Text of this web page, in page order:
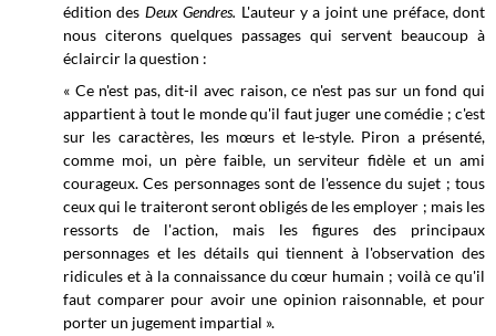
édition des Deux Gendres. L'auteur y a joint une préface, dont
nous citerons quelques passages qui servent beaucoup à
éclaircir la question :
« Ce n'est pas, dit-il avec raison, ce n'est pas sur un fond qui
appartient à tout le monde qu'il faut juger une comédie ; c'est
sur les caractères, les mœurs et le-style. Piron a présenté,
comme moi, un père faible, un serviteur fidèle et un ami
courageux. Ces personnages sont de l'essence du sujet ; tous
ceux qui le traiteront seront obligés de les employer ; mais les
ressorts de l'action, mais les figures des principaux
personnages et les détails qui tiennent à l'observation des
ridicules et à la connaissance du cœur humain ; voilà ce qu'il
faut comparer pour avoir une opinion raisonnable, et pour
porter un jugement impartial ».